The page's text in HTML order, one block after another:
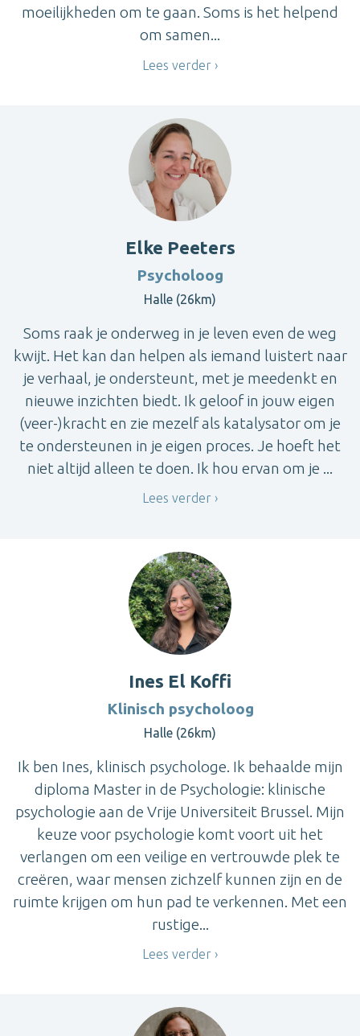
moeilijkheden om te gaan. Soms is het helpend
om samen...
Lees verder
Elke Peeters
Psycholoog
Halle (26km)
Soms raak je onderweg in je leven even de weg
kwijt. Het kan dan helpen als iemand luistert naar
je verhaal, je ondersteunt, met je meedenkt en
nieuwe inzichten biedt. Ik geloof in jouw eigen
(veer-)kracht en zie mezelf als katalysator om je
te ondersteunen in je eigen proces. Je hoeft het
niet altijd alleen te doen. Ik hou ervan om je ...
Lees verder
Ines El Koffi
Klinisch psycholoog
Halle (26km)
Ik ben Ines, klinisch psychologe. Ik behaalde mijn
diploma Master in de Psychologie: klinische
psychologie aan de Vrije Universiteit Brussel. Mijn
keuze voor psychologie komt voort uit het
verlangen om een veilige en vertrouwde plek te
creëren, waar mensen zichzelf kunnen zijn en de
ruimte krijgen om hun pad te verkennen. Met een
rustige...
Lees verder